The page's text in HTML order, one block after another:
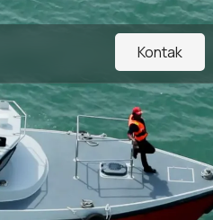
Kontak